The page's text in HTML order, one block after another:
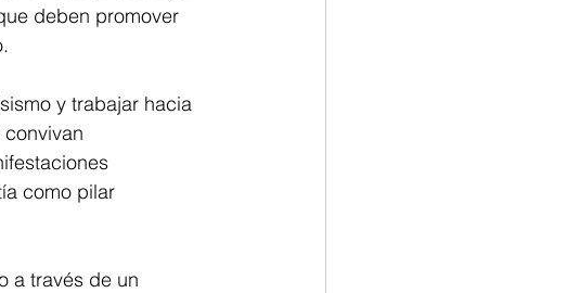
deben promover
y trabajar hacia
como pilar
a través de un